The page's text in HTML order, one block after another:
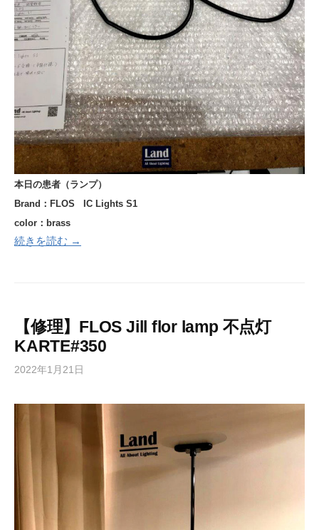
本日の患者（ランプ）
Brand：FLOS IC Lights S1
color：brass
続きを読む →
【修理】FLOS Jill flor lamp 不点灯
KARTE#350
2022年1月21日